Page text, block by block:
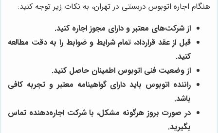
هنگام اجاره اتوبوس دربستی در تهران، به نکات زیر توجه کنید:
از شرکت‌های معتبر و دارای مجوز اجاره کنید.
قبل از عقد قرارداد، تمام شرایط و ضوابط را به دقت مطالعه
کنید.
از وضعیت فنی اتوبوس اطمینان حاصل کنید.
راننده اتوبوس باید دارای گواهینامه معتبر و تجربه کافی
باشد.
در صورت بروز هرگونه مشکل، با شرکت اجاره‌دهنده تماس
بگیرید.